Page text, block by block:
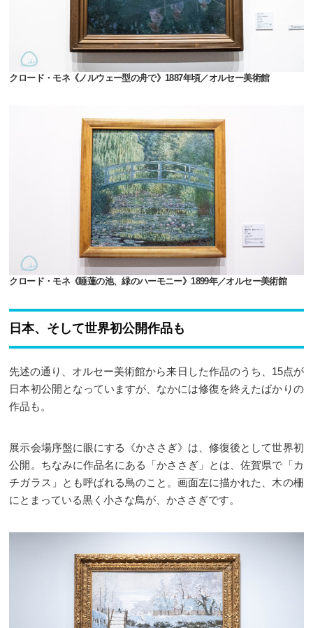
クロード・モネ《ノルウェー型の舟で》1887年頃／オルセー美術館
クロード・モネ《睡蓮の池、緑のハーモニー》1899年／オルセー美術館
日本、そして世界初公開作品も
先述の通り、オルセー美術館から来日した作品のうち、15点が
日本初公開となっていますが、なかには修復を終えたばかりの
作品も。
展示会場序盤に眼にする《かささぎ》は、修復後として世界初
公開。ちなみに作品名にある「かささぎ」とは、佐賀県で「カ
チガラス」とも呼ばれる鳥のこと。画面左に描かれた、木の柵
にとまっている黒く小さな鳥が、かささぎです。